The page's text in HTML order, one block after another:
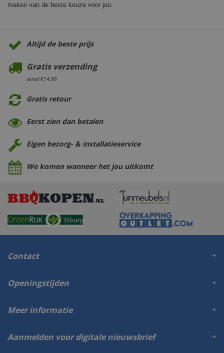
maken van de beste keuze voor jou.
Altijd de beste prijs
Gratis verzending
vanaf €74,99
Gratis retour
Eerst zien dan betalen
Eigen bezorg- & installatieservice
We komen wanneer het jou uitkomt
Contact
Openingstijden
Meer informatie
Aanmelden voor digitale nieuwsbrief